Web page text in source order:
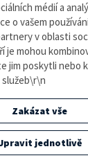
hodin -
hodin - sklad
údajů
všechna práva
vytvořilo
prováděna v
vystavit kupujícímu
médií a
o vašem
v oblasti
je mohou
jim poskytli nebo
služeb\r\n
Zakázat vše
jednotlivě